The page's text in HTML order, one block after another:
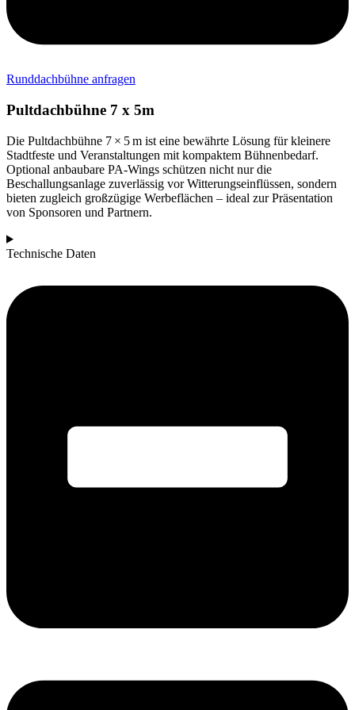
Runddachbühne anfragen
Pultdachbühne 7 x 5m
Die Pultdachbühne 7 × 5 m ist eine bewährte Lösung für kleinere
Stadtfeste und Veranstaltungen mit kompaktem Bühnenbedarf.
Optional anbaubare PA-Wings schützen nicht nur die
Beschallungsanlage zuverlässig vor Witterungseinflüssen, sondern
bieten zugleich großzügige Werbeflächen – ideal zur Präsentation
von Sponsoren und Partnern.
Technische Daten